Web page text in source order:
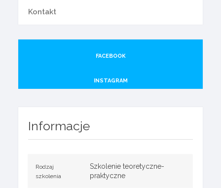
Kontakt
FACEBOOK
INSTAGRAM
Informacje
Rodzaj
szkolenia
Szkolenie teoretyczne-
praktyczne